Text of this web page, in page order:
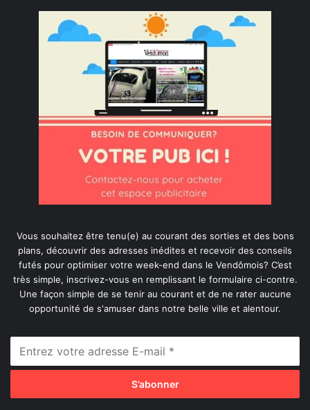
Vous souhaitez être tenu(e) au courant des sorties et des bons
plans, découvrir des adresses inédites et recevoir des conseils
futés pour optimiser votre week-end dans le Vendômois? C’est
très simple, inscrivez-vous en remplissant le formulaire ci-contre.
Une façon simple de se tenir au courant et de ne rater aucune
opportunité de s'amuser dans notre belle ville et alentour.